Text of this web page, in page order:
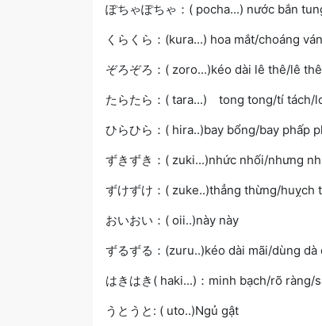
ぽちゃぽちゃ：( pocha...) nước bắn
くらくら：(kura...) hoa mắt/choáng
ぞろぞろ：( zoro...)kéo dài lê thê/lê
たらたら：( tara...) tong tong/tí tách/
ひらひら：( hira..)bay bổng/bay phấp
ずきずき：( zuki...)nhức nhối/nhưng
ずけずけ：( zuke..)thẳng thừng/huỵch
おいおい：( oii..)này này
ずるずる：(zuru..)kéo dài mãi/dùng
はきはき( haki...)：minh bạch/rõ ràng/
うとうと: ( uto..)Ngủ gật